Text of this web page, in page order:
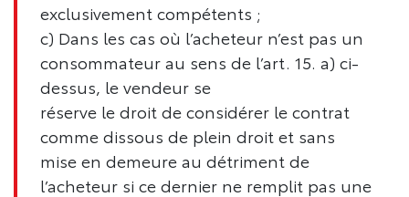
exclusivement compétents ;
c) Dans les cas où l’acheteur n’est pas un
consommateur au sens de l’art. 15. a) ci-
dessus, le vendeur se
réserve le droit de considérer le contrat
comme dissous de plein droit et sans
mise en demeure au détriment de
l’acheteur si ce dernier ne remplit pas une